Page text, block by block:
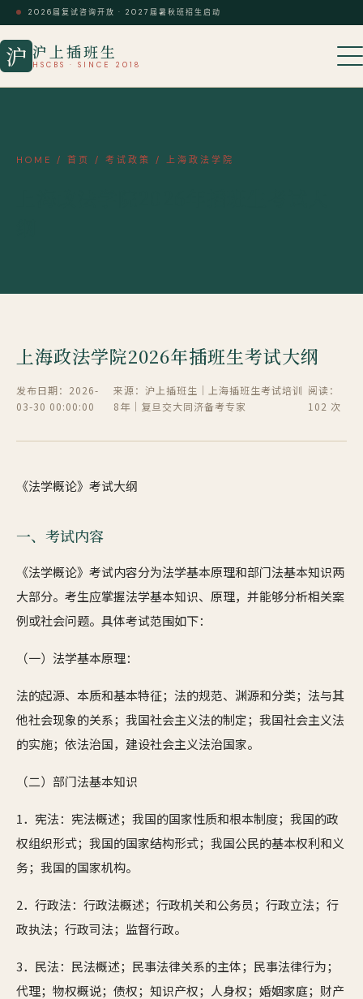
2026届复试咨询开放 · 2027届暑秋班招生启动
沪 沪上插班生
HSCBS · SINCE 2018
HOME / 首页 / 考试政策 / 上海政法学院
上海政法学院2026年插班生考试大纲
发布日期：2026-
03-30 00:00:00
来源：沪上插班生｜上海插班生考试培训
8年｜复旦交大同济备考专家
阅读：
102 次
《法学概论》考试大纲
一、考试内容
《法学概论》考试内容分为法学基本原理和部门法基本知识两
大部分。考生应掌握法学基本知识、原理，并能够分析相关案
例或社会问题。具体考试范围如下：
（一）法学基本原理：
法的起源、本质和基本特征；法的规范、渊源和分类；法与其
他社会现象的关系；我国社会主义法的制定；我国社会主义法
的实施；依法治国，建设社会主义法治国家。
（二）部门法基本知识
1．宪法：宪法概述；我国的国家性质和根本制度；我国的政
权组织形式；我国的国家结构形式；我国公民的基本权利和义
务；我国的国家机构。
2．行政法：行政法概述；行政机关和公务员；行政立法；行
政执法；行政司法；监督行政。
3．民法：民法概述；民事法律关系的主体；民事法律行为；
代理；物权概说；债权；知识产权；人身权；婚姻家庭；财产